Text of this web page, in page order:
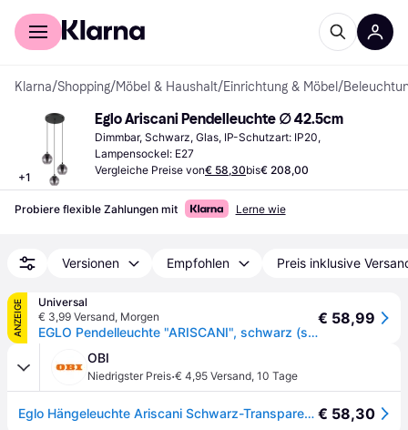
Für Shopper
Klarna/Shopping/Möbel & Haushalt/Einrichtung & Möbel /
+1
Eglo Ariscani Pendelleuchte ∅ 42.5cm
Dimmbar, Schwarz, Glas, IP-Schutzart: IP20,
Lampensockel: E27
Vergleiche Preise von€ 58,30bis€ 208,00
Probiere flexible Zahlungen mit Lerne wie
Versionen Empfohlen Preis inklusive
ANZEIGE
Universal
€ 3,99 Versand, Morgen
EGLO Pendelleuchte "ARISCANI", schwarz (schwarz, transparent), 3, Ø 42,5cm H: 110cm, 1 Stk., Leuchten, Lampe für Esstisch, Hängeleuchte, Rauchglas schwarz transparent, E27, Pendelleuchte
€ 58,99
OBI
Niedrigster Preis·€ 4,95 Versand, 10 Tage
Eglo Hängeleuchte Ariscani Schwarz-Transparent - Transparent-schwarz Schwarz € 58,30